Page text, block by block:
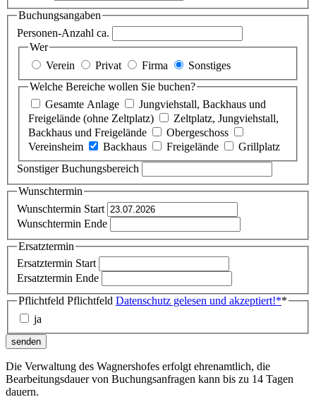
Buchungsangaben
Personen-Anzahl ca.
Wer
Verein
Privat Firma
Sonstiges
Welche Bereiche wollen Sie buchen?
Gesamte Anlage
Jungviehstall, Backhaus und
Freigelände (ohne Zeltplatz)
Zeltplatz, Jungviehstall,
Backhaus und Freigelände
Obergeschoss
Vereinsheim
Backhaus Freigelände
Grillplatz
Sonstiger Buchungsbereich
Wunschtermin
Wunschtermin Start
Wunschtermin Ende
Ersatztermin
Ersatztermin Start
Ersatztermin Ende
Pflichtfeld Pflichtfeld Datenschutz gelesen und akzeptiert!**
ja
senden
Die Verwaltung des Wagnershofes erfolgt ehrenamtlich, die
Bearbeitungsdauer von Buchungsanfragen kann bis zu 14 Tagen
dauern.